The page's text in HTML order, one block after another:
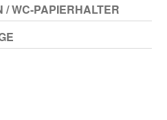
WC-PAPIERHALTER